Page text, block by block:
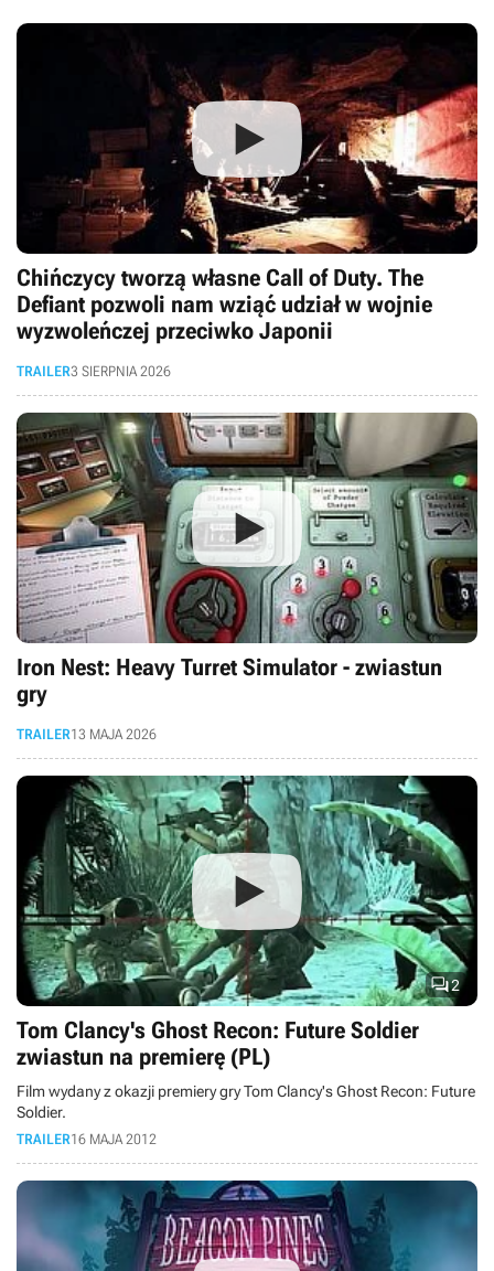
Chińczycy tworzą własne Call of Duty. The
Defiant pozwoli nam wziąć udział w wojnie
wyzwoleńczej przeciwko Japonii
TRAILER3 SIERPNIA 2026
Iron Nest: Heavy Turret Simulator - zwiastun
gry
TRAILER13 MAJA 2026
2
Tom Clancy's Ghost Recon: Future Soldier
zwiastun na premierę (PL)
Film wydany z okazji premiery gry Tom Clancy's Ghost Recon: Future
Soldier.
TRAILER16 MAJA 2012